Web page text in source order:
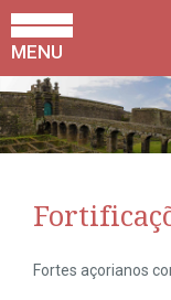
MENU
Fortes açorianos